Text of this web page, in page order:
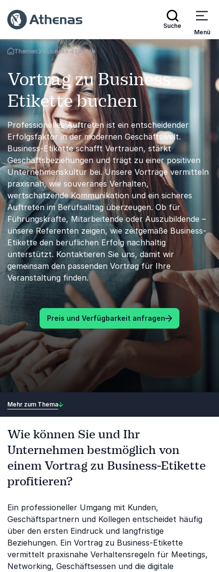
Suche
Menü
Zurück zur Startseite
Themen Business-Etikette
Vortrag zu Business-
Etikette buchen
Professionelles Auftreten ist ein entscheidender
Erfolgsfaktor in der modernen Geschäftswelt.
Business-Etikette schafft Vertrauen, stärkt
Geschäftsbeziehungen und trägt zu einer positiven
Unternehmenskultur bei. Unsere Vorträge vermitteln
praxisnah, wie souveränes Verhalten,
wertschätzende Kommunikation und ein sicheres
Auftreten im Berufsalltag überzeugen. Ob für
Führungskräfte, Mitarbeitende oder Auszubildende –
unsere Referenten zeigen, wie zeitgemäße Business-
Etikette den beruflichen Erfolg nachhaltig
unterstützt. Kontaktieren Sie uns, damit wir
gemeinsam den passenden Vortrag für Ihre
Veranstaltung finden.
Preis und Verfügbarkeit anfragen
Mehr zum Thema
Wie können Sie und Ihr
Unternehmen bestmöglich von
einem Vortrag zu Business-Etikette
profitieren?
Ein professioneller Umgang mit Kunden,
Geschäftspartnern und Kollegen entscheidet häufig
über den ersten Eindruck und langfristige
Beziehungen. Ein Vortrag zu Business-Etikette
vermittelt praxisnahe Verhaltensregeln für Meetings,
Networking, Geschäftsessen und die digitale